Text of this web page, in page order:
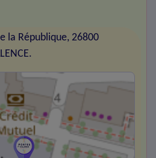
la République, 26800